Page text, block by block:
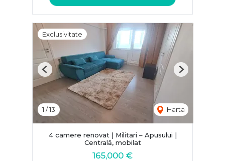
Exclusivitate
1 /13 Harta
Previous Next
4 camere renovat | Militari – Apusului |
Centrală, mobilat
165,000 €